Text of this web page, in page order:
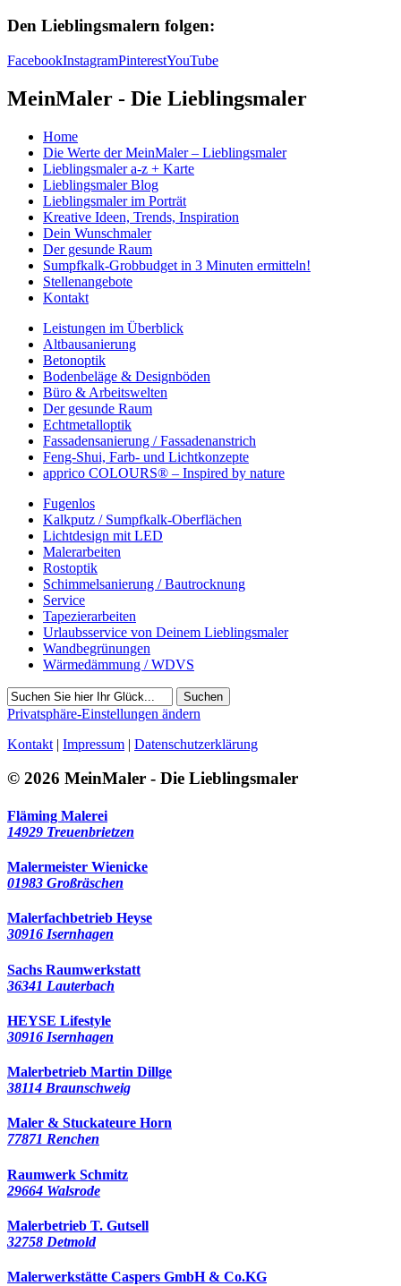
Den Lieblingsmalern folgen:
FacebookInstagramPinterestYouTube
MeinMaler - Die Lieblingsmaler
Home
Die Werte der MeinMaler – Lieblingsmaler
Lieblingsmaler a-z + Karte
Lieblingsmaler Blog
Lieblingsmaler im Porträt
Kreative Ideen, Trends, Inspiration
Dein Wunschmaler
Der gesunde Raum
Sumpfkalk-Grobbudget in 3 Minuten ermitteln!
Stellenangebote
Kontakt
Leistungen im Überblick
Altbausanierung
Betonoptik
Bodenbeläge & Designböden
Büro & Arbeitswelten
Der gesunde Raum
Echtmetalloptik
Fassadensanierung / Fassadenanstrich
Feng-Shui, Farb- und Lichtkonzepte
apprico COLOURS® – Inspired by nature
Fugenlos
Kalkputz / Sumpfkalk-Oberflächen
Lichtdesign mit LED
Malerarbeiten
Rostoptik
Schimmelsanierung / Bautrocknung
Service
Tapezierarbeiten
Urlaubsservice von Deinem Lieblingsmaler
Wandbegrünungen
Wärmedämmung / WDVS
Suchen
Privatsphäre-Einstellungen ändern
Kontakt | Impressum | Datenschutzerklärung
© 2026 MeinMaler - Die Lieblingsmaler
Fläming Malerei
14929 Treuenbrietzen
Malermeister Wienicke
01983 Großräschen
Malerfachbetrieb Heyse
30916 Isernhagen
Sachs Raumwerkstatt
36341 Lauterbach
HEYSE Lifestyle
30916 Isernhagen
Malerbetrieb Martin Dillge
38114 Braunschweig
Maler & Stuckateure Horn
77871 Renchen
Raumwerk Schmitz
29664 Walsrode
Malerbetrieb T. Gutsell
32758 Detmold
Malerwerkstätte Caspers GmbH & Co.KG